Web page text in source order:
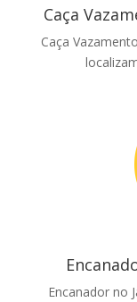
Caça
Caça
Encanador no